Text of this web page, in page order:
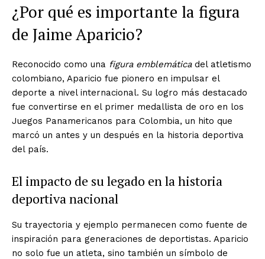
¿Por qué es importante la figura
de Jaime Aparicio?
Reconocido como una figura emblemáticadel atletismo
colombiano, Aparicio fue pionero en impulsar el
deporte a nivel internacional. Su logro más destacado
fue convertirse en el primer medallista de oro en los
Juegos Panamericanos para Colombia, un hito que
marcó un antes y un después en la historia deportiva
del país.
El impacto de su legado en la historia
deportiva nacional
Su trayectoria y ejemplo permanecen como fuente de
inspiración para generaciones de deportistas. Aparicio
no solo fue un atleta, sino también un símbolo de